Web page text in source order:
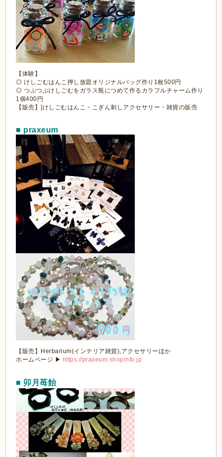
【体験】
◎ けしごむはんこ押し放題オリジナルバッグ作り1枚500円
◎ つぶつぶけしごむをガラス瓶につめて作るカラフルチャーム作り
1個400円
【販売】]けしごむはんこ・こぎん刺しアクセサリー・雑貨の販売
■ praxeum
【販売】Herbarium(インテリア雑貨),アクセサリーほか
ホームページ ▶ https://praxeum.shopinfo.jp
■ 卯月苺飴